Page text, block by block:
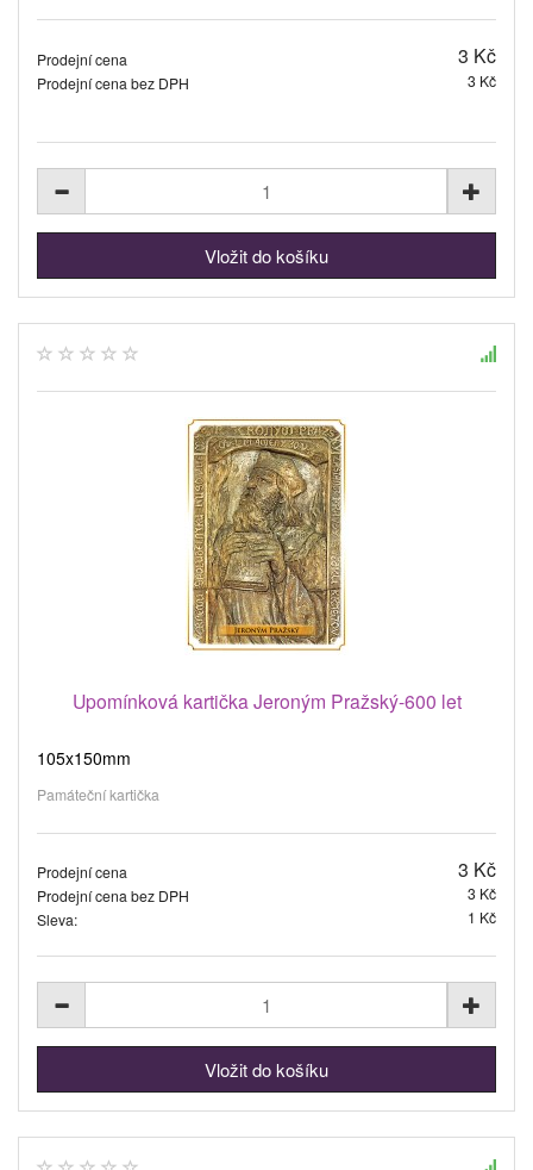
Prodejní cena 3 Kč
Prodejní cena bez DPH 3 Kč
Upomínková kartička Jeroným Pražský-600 let
105x150mm
Památeční kartička
Prodejní cena 3 Kč
Prodejní cena bez DPH
3 Kč
Sleva:
1 Kč